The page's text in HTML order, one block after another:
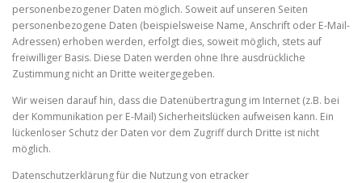
personenbezogener Daten möglich. Soweit auf unseren Seiten
personenbezogene Daten (beispielsweise Name, Anschrift oder E-Mail-
Adressen) erhoben werden, erfolgt dies, soweit möglich, stets auf
freiwilliger Basis. Diese Daten werden ohne Ihre ausdrückliche
Zustimmung nicht an Dritte weitergegeben.
Wir weisen darauf hin, dass die Datenübertragung im Internet (z.B. bei
der Kommunikation per E-Mail) Sicherheitslücken aufweisen kann. Ein
lückenloser Schutz der Daten vor dem Zugriff durch Dritte ist nicht
möglich.
Datenschutzerklärung für die Nutzung von etracker